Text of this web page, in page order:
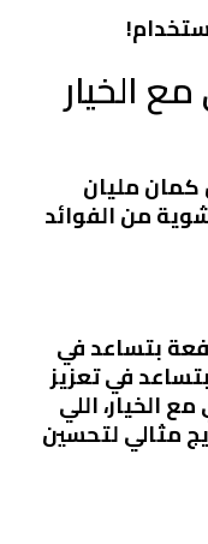
الخيار
مليان
من الفوائد
بتساعد في
في تعزيز
الخيار، اللي
مثالي لتحسين